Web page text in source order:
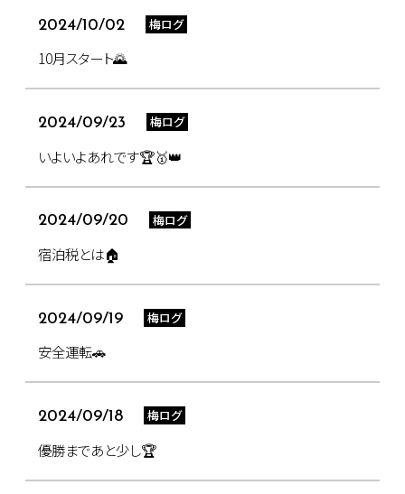
2024/10/02 梅ログ
10月スタート🌄
2024/09/23 梅ログ
いよいよあれです🏆🥇👑
2024/09/20 梅ログ
宿泊税とは🏠
2024/09/19 梅ログ
安全運転🚗
2024/09/18 梅ログ
優勝まであと少し🏆